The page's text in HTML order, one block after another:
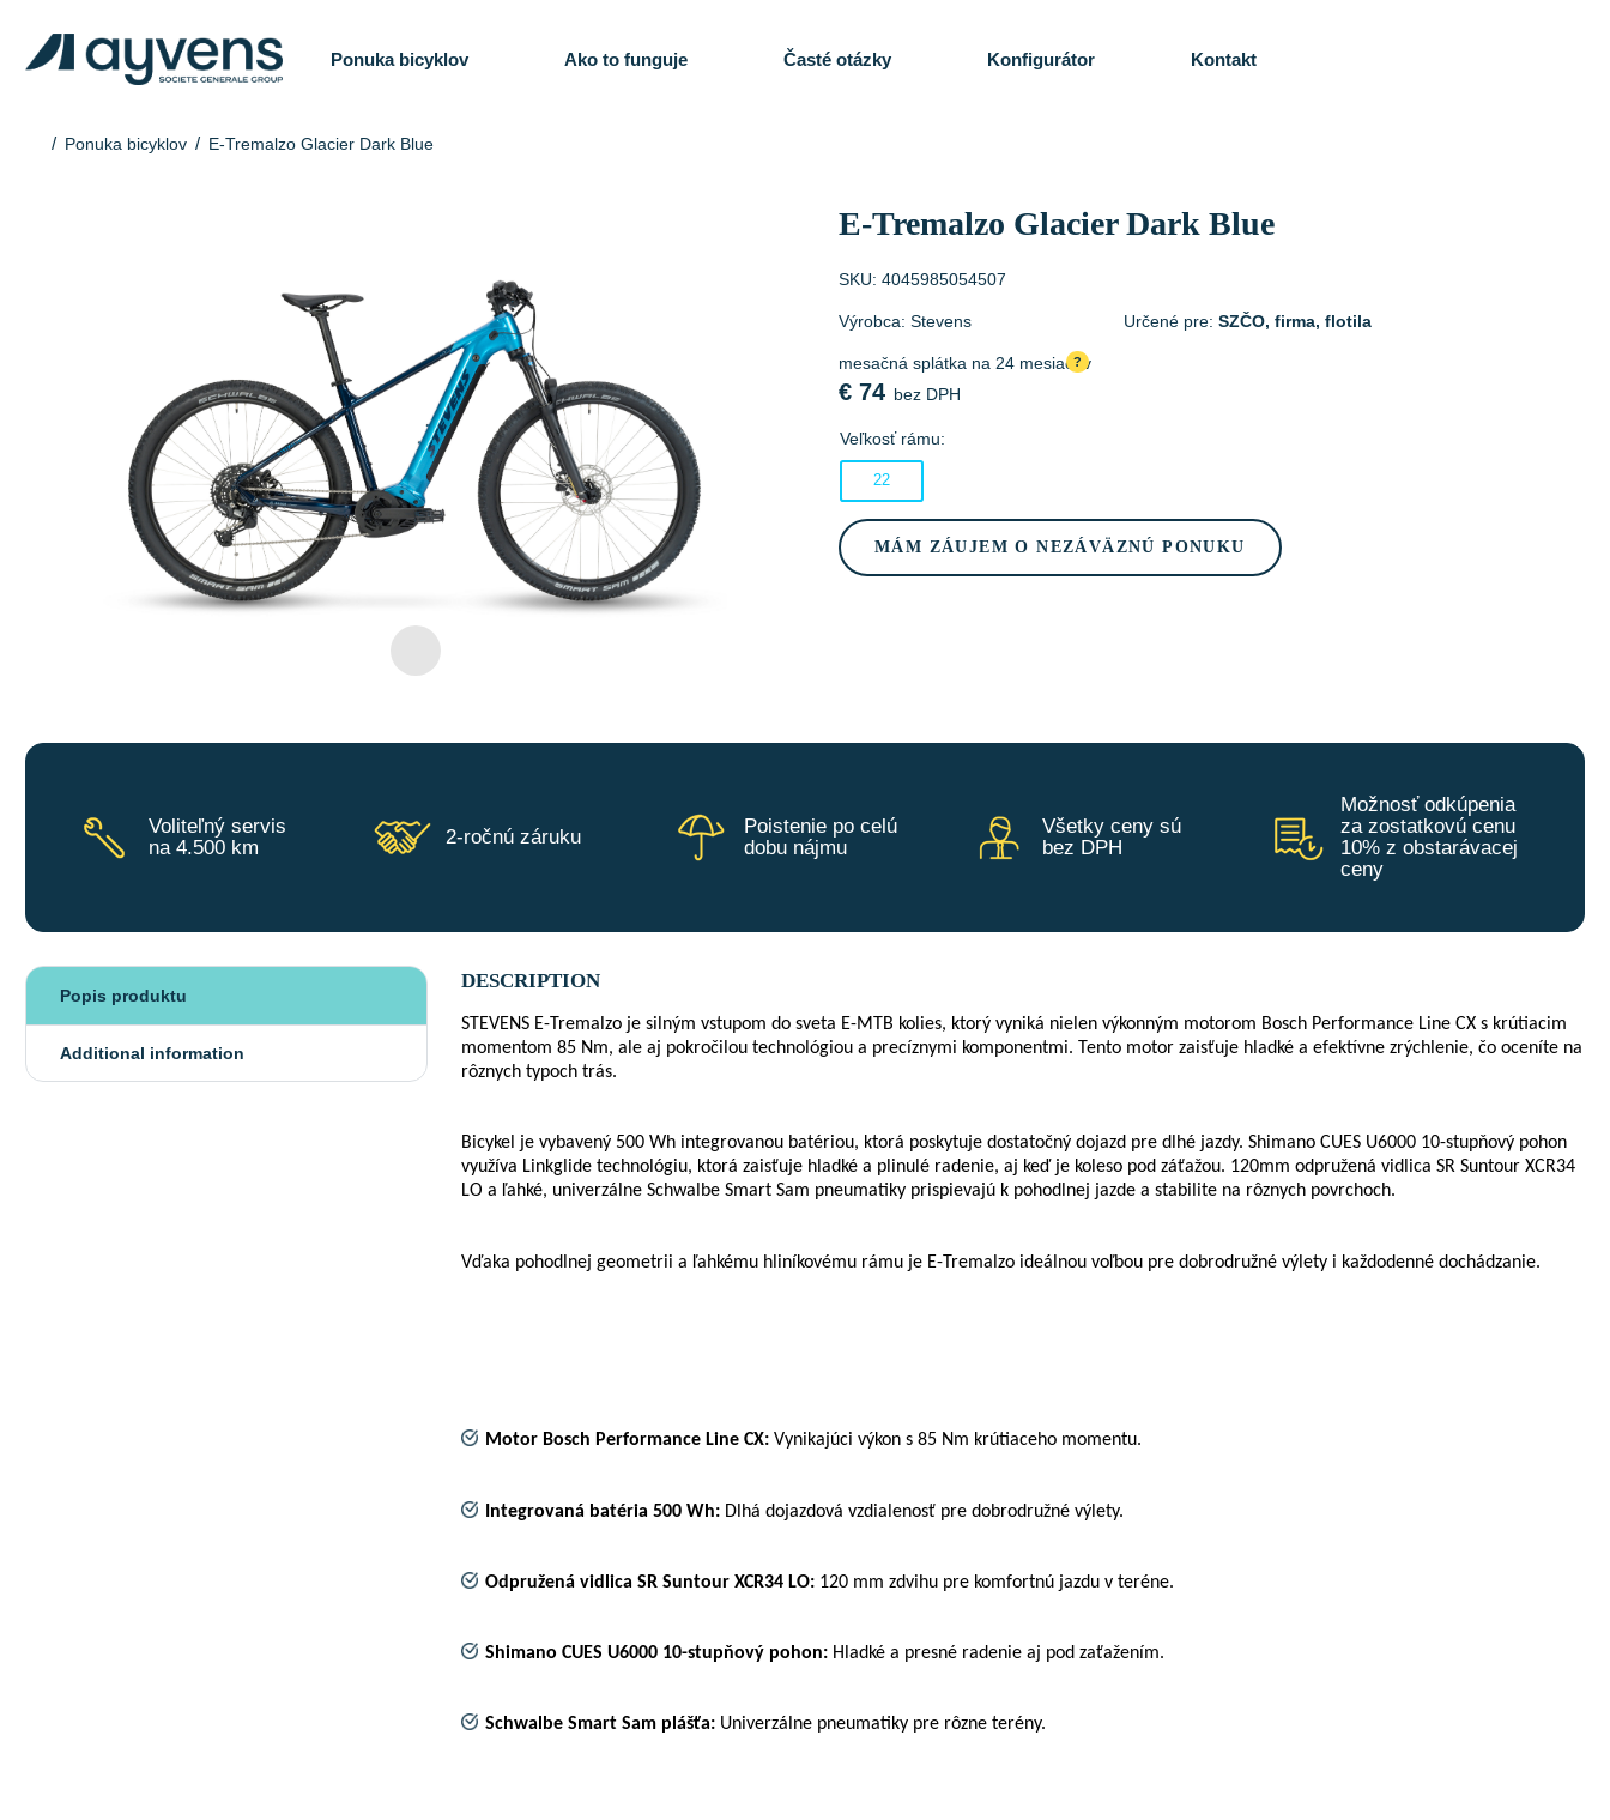
Ponuka bicyklov Ako to funguje Časté otázky Konfigurátor Kontakt
Ponuka bicyklov E-Tremalzo Glacier Dark Blue
E-Tremalzo Glacier Dark Blue
SKU: 4045985054507
Výrobca: Stevens Určené pre: SZČO, firma, flotila
?
mesačná splátka na 24 mesiacov
€ 74 bez DPH
Veľkosť rámu:
22
MÁM ZÁUJEM O NEZÁVÄZNÚ PONUKU
Voliteľný servis
na 4.500 km
2-ročnú záruku
Poistenie po celú
dobu nájmu
Všetky ceny sú
bez DPH
Možnosť odkúpenia
za zostatkovú cenu
10% z obstarávacej
ceny
Popis produktu
Additional information
DESCRIPTION
STEVENS E-Tremalzo je silným vstupom do sveta E-MTB kolies, ktorý vyniká nielen výkonným motorom Bosch Performance Line CX s krútiacim
momentom 85 Nm, ale aj pokročilou technológiou a precíznymi komponentmi. Tento motor zaisťuje hladké a efektívne zrýchlenie, čo oceníte na
rôznych typoch trás.
Bicykel je vybavený 500 Wh integrovanou batériou, ktorá poskytuje dostatočný dojazd pre dlhé jazdy. Shimano CUES U6000 10-stupňový pohon
využíva Linkglide technológiu, ktorá zaisťuje hladké a plinulé radenie, aj keď je koleso pod záťažou. 120mm odpružená vidlica SR Suntour XCR34
LO a ľahké, univerzálne Schwalbe Smart Sam pneumatiky prispievajú k pohodlnej jazde a stabilite na rôznych povrchoch.
Vďaka pohodlnej geometrii a ľahkému hliníkovému rámu je E-Tremalzo ideálnou voľbou pre dobrodružné výlety i každodenné dochádzanie.
Motor Bosch Performance Line CX:Vynikajúci výkon s 85 Nm krútiaceho momentu.
Integrovaná batéria 500 Wh:Dlhá dojazdová vzdialenosť pre dobrodružné výlety.
Odpružená vidlica SR Suntour XCR34 LO:120 mm zdvihu pre komfortnú jazdu v teréne.
Shimano CUES U6000 10-stupňový pohon:Hladké a presné radenie aj pod zaťažením.
Schwalbe Smart Sam plášťa:Univerzálne pneumatiky pre rôzne terény.